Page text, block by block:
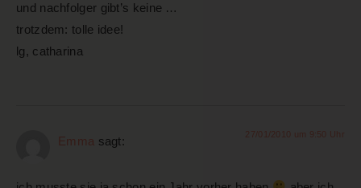
und nachfolger gibt’s keine …
trotzdem: tolle idee!
lg, catharina
Emma sagt: 27/01/2010 um 9:50 Uhr